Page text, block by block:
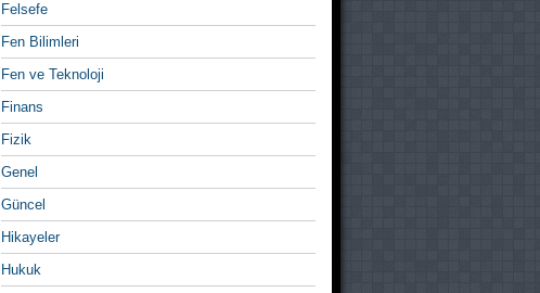
Felsefe
Fen Bilimleri
Fen ve Teknoloji
Finans
Fizik
Genel
Güncel
Hikayeler
Hukuk